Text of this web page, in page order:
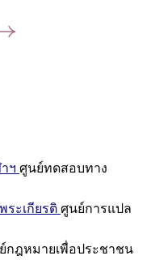
ฯ ศูนย์ทดสอบทาง
ระเกียรติ ศูนย์การแปล
กฎหมายเพื่อประชาชน